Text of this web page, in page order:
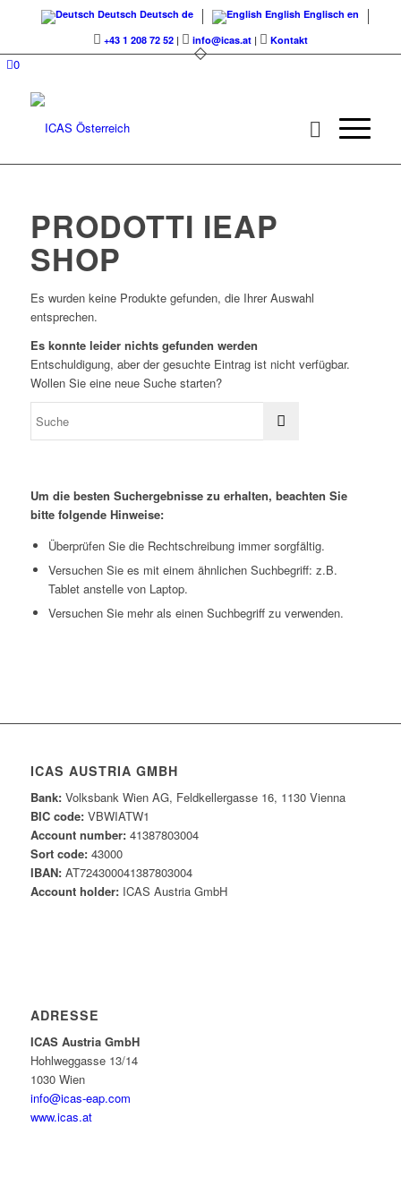
Deutsch Deutsch de English Englisch en
+43 1 208 72 52| info@icas.at| Kontakt
0
PRODOTTI IEAP
SHOP
Es wurden keine Produkte gefunden, die Ihrer Auswahl
entsprechen.
Es konnte leider nichts gefunden werden
Entschuldigung, aber der gesuchte Eintrag ist nicht verfügbar.
Wollen Sie eine neue Suche starten?
Um die besten Suchergebnisse zu erhalten, beachten Sie
bitte folgende Hinweise:
Überprüfen Sie die Rechtschreibung immer sorgfältig.
Versuchen Sie es mit einem ähnlichen Suchbegriff: z.B.
Tablet anstelle von Laptop.
Versuchen Sie mehr als einen Suchbegriff zu verwenden.
ICAS AUSTRIA GMBH
Bank:Volksbank Wien AG, Feldkellergasse 16, 1130 Vienna
BIC code:VBWIATW1
Account number:41387803004
Sort code:43000
IBAN:AT724300041387803004
Account holder:ICAS Austria GmbH
ADRESSE
ICAS Austria GmbH
Hohlweggasse 13/14
1030 Wien
info@icas-eap.com
www.icas.at